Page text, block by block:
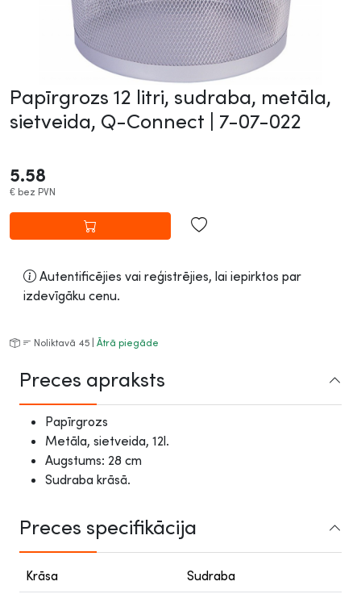
Papīrgrozs 12 litri, sudraba, metāla,
sietveida, Q-Connect | 7-07-022
5.58
€ bez PVN
Autentificējies vai reģistrējies, lai iepirktos par
izdevīgāku cenu.
Noliktavā 45 | Ātrā piegāde
Preces apraksts
Papīrgrozs
Metāla, sietveida, 12l.
Augstums: 28 cm
Sudraba krāsā.
Preces specifikācija
Krāsa Sudraba